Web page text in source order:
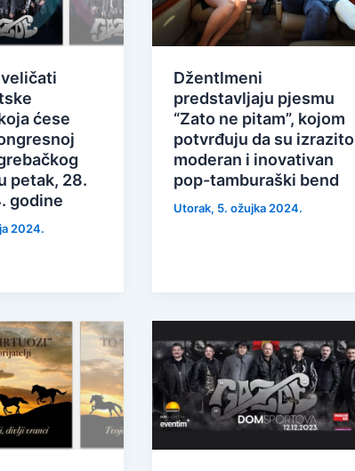
ćese
petak, 28.
godine
2024.
Džentlmeni
predstavljaju pjesmu
“Zato ne pitam”, kojom
potvrđuju da su izrazito
moderan i inovativan
pop-tamburaški bend
Utorak, 5. ožujka 2024.